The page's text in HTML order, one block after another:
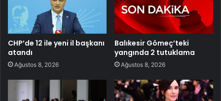
CHP’de 12 ile yeni il başkanı
atandı
Ağustos 8, 2026
Balıkesir Gömeç’teki
yangında 2 tutuklama
Ağustos 8, 2026